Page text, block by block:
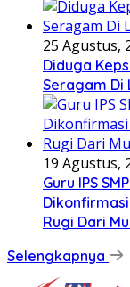
25 Agustus,
Diduga
Seragam Di
19 Agustus,
Guru IPS
Rugi Dari
Selengkapnya